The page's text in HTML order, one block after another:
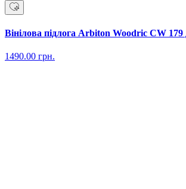
Вінілова підлога Arbiton Woodric CW
1490.00 грн.